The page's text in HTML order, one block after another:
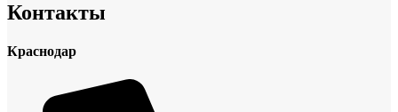
Контакты
Краснодар